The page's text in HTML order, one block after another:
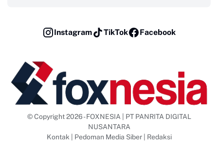
Instagram TikTok Facebook
© Copyright 2026 - FOXNESIA | PT PANRITA DIGITAL
NUSANTARA
Kontak
Pedoman Media Siber| Redaksi